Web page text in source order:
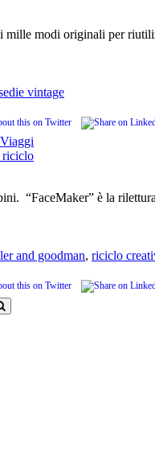
modi originali per
vintage
“FaceMaker” è la
and goodman, riciclo